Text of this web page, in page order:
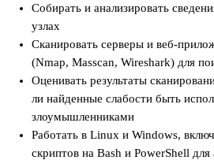
Собирать и анализировать
узлах
Сканировать серверы и веб-
(Nmap, Masscan, Wireshark) для
Оценивать результаты
ли найденные слабости быть
злоумышленниками
Работать в Linux и Windows,
скриптов на Bash и PowerShell для